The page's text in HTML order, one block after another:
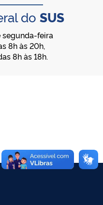
do SUS
segunda-feira
8h às 20h,
8h às 18h.